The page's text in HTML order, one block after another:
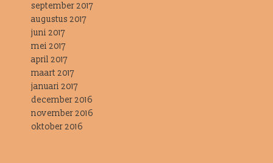
september 2017
augustus 2017
juni 2017
mei 2017
april 2017
maart 2017
januari 2017
december 2016
november 2016
oktober 2016